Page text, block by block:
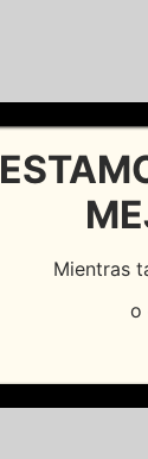
Mientras
o